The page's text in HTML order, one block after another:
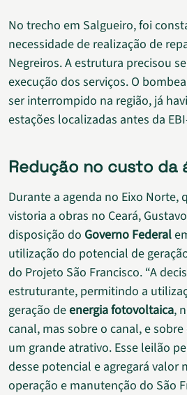
No trecho em Salgueiro, foi
necessidade de realização de
Negreiros. A estrutura precisou
execução dos serviços. O
ser interrompido na região, já
estações localizadas antes da
Redução no custo da
Durante a agenda no Eixo Norte,
vistoria a obras no Ceará,
disposição do Governo Federal
utilização do potencial de
do Projeto São Francisco. “A
estruturante, permitindo a
geração deenergia fotovoltaica,
canal, mas sobre o canal, e
um grande atrativo. Esse leilão
desse potencial e agregará valor
operação e manutenção do São